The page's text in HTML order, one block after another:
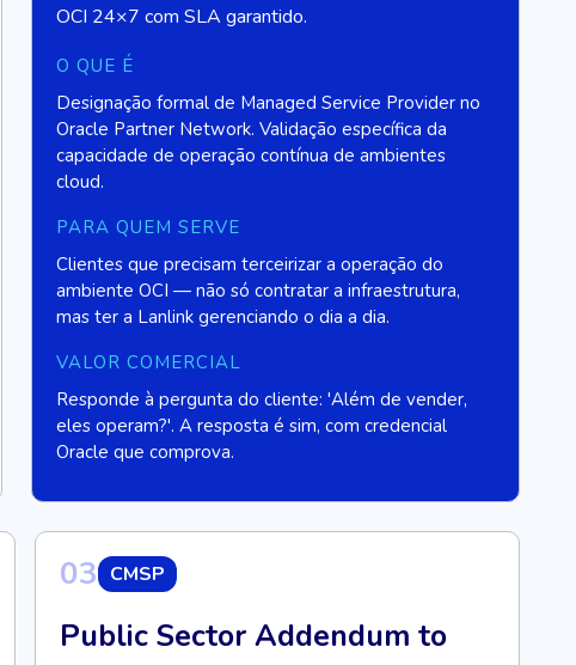
OCI 24×7 com SLA garantido.
O QUE É
Designação formal de Managed Service Provider no
Oracle Partner Network. Validação específica da
capacidade de operação contínua de ambientes
cloud.
PARA QUEM SERVE
Clientes que precisam terceirizar a operação do
ambiente OCI — não só contratar a infraestrutura,
mas ter a Lanlink gerenciando o dia a dia.
VALOR COMERCIAL
Responde à pergunta do cliente: 'Além de vender,
eles operam?'. A resposta é sim, com credencial
Oracle que comprova.
03 CMSP
Public Sector Addendum to